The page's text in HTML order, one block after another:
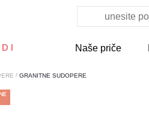
Naše priče
/ GRANITNE SUDOPERE